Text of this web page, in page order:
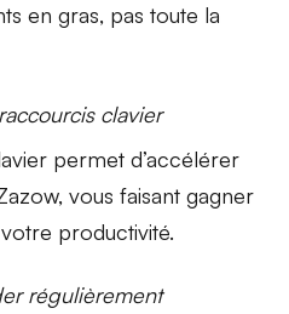
en gras, pas toute la
clavier
permet d’accélérer
vous faisant gagner
productivité.
régulièrement